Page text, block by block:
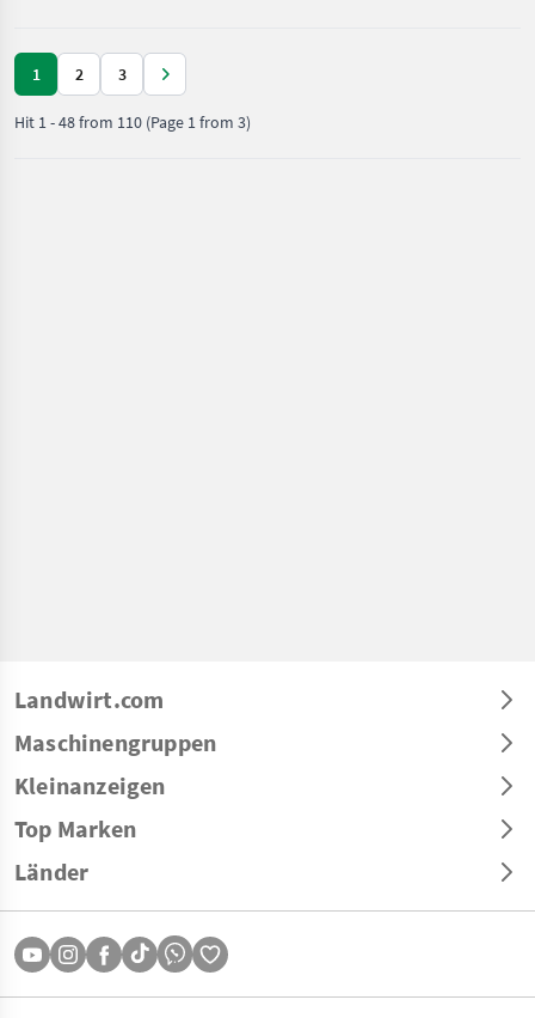
1 2 3
Hit 1-48from 110 (Page 1 from 3)
Landwirt.com
Maschinengruppen
Kleinanzeigen
Top Marken
Länder